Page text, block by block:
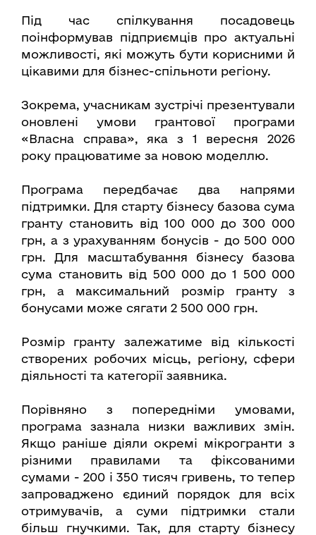
Під час спілкування посадовець
поінформував підприємців про актуальні
можливості, які можуть бути корисними й
цікавими для бізнес-спільноти регіону.
Зокрема, учасникам зустрічі презентували
оновлені умови грантової програми
«Власна справа», яка з 1 вересня 2026
року працюватиме за новою моделлю.
Програма передбачає два напрями
підтримки. Для старту бізнесу базова сума
гранту становить від 100 000 до 300 000
грн, а з урахуванням бонусів - до 500 000
грн. Для масштабування бізнесу базова
сума становить від 500 000 до 1 500 000
грн, а максимальний розмір гранту з
бонусами може сягати 2 500 000 грн.
Розмір гранту залежатиме від кількості
створених робочих місць, регіону, сфери
діяльності та категорії заявника.
Порівняно з попередніми умовами,
програма зазнала низки важливих змін.
Якщо раніше діяли окремі мікрогранти з
різними правилами та фіксованими
сумами - 200 і 350 тисяч гривень, то тепер
запроваджено єдиний порядок для всіх
отримувачів, а суми підтримки стали
більш гнучкими. Так, для старту бізнесу